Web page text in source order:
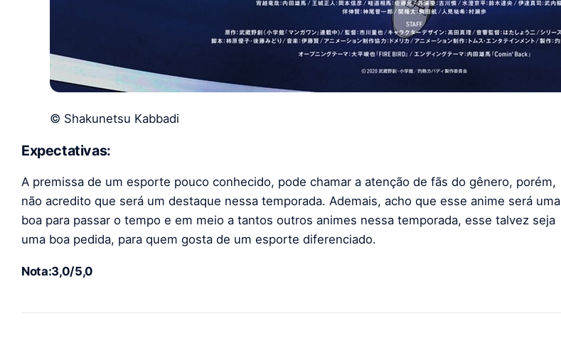
© Shakunetsu Kabbadi
Expectativas:
A premissa de um esporte pouco conhecido, pode chamar a atenção de fãs do gênero, porém,
não acredito que será um destaque nessa temporada. Ademais, acho que esse anime será uma
boa para passar o tempo e em meio a tantos outros animes nessa temporada, esse talvez seja
uma boa pedida, para quem gosta de um esporte diferenciado.
Nota:3,0/5,0